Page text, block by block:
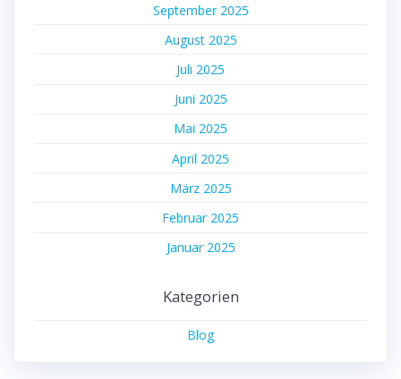
September 2025
August 2025
Juli 2025
Juni 2025
Mai 2025
April 2025
März 2025
Februar 2025
Januar 2025
Kategorien
Blog